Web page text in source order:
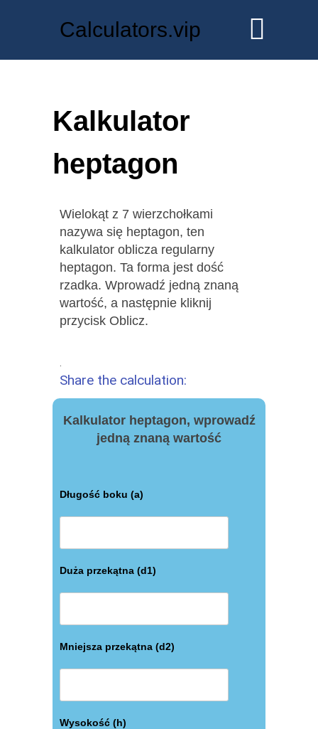
Calculators.vip
Kalkulator
heptagon
Wielokąt z 7 wierzchołkami
nazywa się heptagon, ten
kalkulator oblicza regularny
heptagon. Ta forma jest dość
rzadka. Wprowadź jedną znaną
wartość, a następnie kliknij
przycisk Oblicz.
Share the calculation:
Kalkulator heptagon, wprowadź
jedną znaną wartość
Długość boku (a)
Duża przekątna (d1)
Mniejsza przekątna (d2)
Wysokość (h)